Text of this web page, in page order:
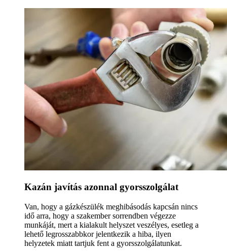
Kazán javítás azonnal gyorsszolgálat
Van, hogy a gázkészülék meghibásodás kapcsán nincs
idő arra, hogy a szakember sorrendben végezze
munkáját, mert a kialakult helyszet veszélyes, esetleg a
lehető legrosszabbkor jelentkezik a hiba, ilyen
helyzetek miatt tartjuk fent a gyorsszolgálatunkat.